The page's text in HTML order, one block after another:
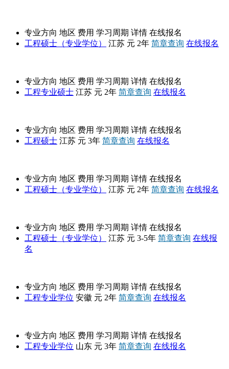
专业方向 地区 费用 学习周期 详情 在线报名
工程硕士（专业学位）
江苏 元 2年 简章查询 在线报名
专业方向 地区 费用 学习周期 详情 在线报名
工程专业硕士 江苏 元 2年 简章查询 在线报名
专业方向 地区 费用 学习周期 详情 在线报名
工程硕士 江苏 元 3年 简章查询 在线报名
专业方向 地区 费用 学习周期 详情 在线报名
工程硕士（专业学位）
江苏 元 2年 简章查询 在线报名
专业方向 地区 费用 学习周期 详情 在线报名
工程硕士（专业学位）
江苏 元 3-5年 简章查询 在线报
名
专业方向 地区 费用 学习周期 详情 在线报名
工程专业学位 安徽 元 2年 简章查询 在线报名
专业方向 地区 费用 学习周期 详情 在线报名
工程专业学位 山东 元 3年 简章查询 在线报名